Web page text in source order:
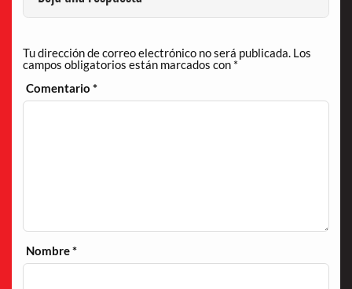
Tu dirección de correo electrónico no será publicada. Los
campos obligatorios están marcados con *
Comentario*
Nombre*